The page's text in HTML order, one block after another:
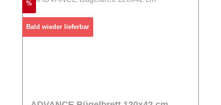
Rabatt
%
Bald wieder lieferbar